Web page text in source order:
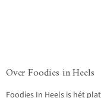
Over Foodies in Heels
Foodies In Heels is hét